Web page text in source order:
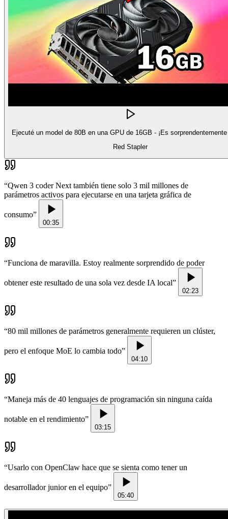
Ejecuté un model de 80B en una GPU de 16GB - ¡Es
Red Stapler
“Qwen 3 coder Next también tiene solo 3 mil millones de
parámetros activos para ejecutarse en una tarjeta gráfica de
consumo”
00:35
“Funciona de maravilla. Estoy realmente sorprendido de poder
obtener este resultado de una sola vez desde IA local”
02:23
“80 mil millones de parámetros generalmente requieren un clúster,
pero el enfoque MoE lo cambia todo”
04:10
“Maneja más de 40 lenguajes de programación sin ninguna caída
notable en el rendimiento”
03:15
“Usarlo con OpenClaw hace que se sienta como tener un
desarrollador junior en el equipo”
05:40